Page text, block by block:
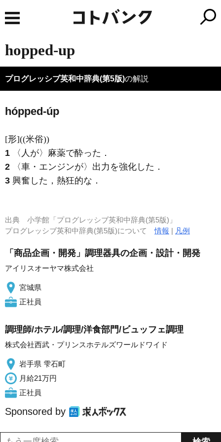
hopped-up
プログレッシブ英和中辞典(第5版)の解説
hópped-úp
[形]((米俗))
1 〈人が〉麻薬で酔った ．
2 〈車・エンジンが〉出力を強化した ．
3 興奮した，熱狂的な ．
出典 小学館「プログレッシブ英和中辞典(第5版)」
プログレッシブ英和中辞典(第5版)について情報 | 凡例
「商品企画・開発」調理器具の企画・設計・開発
アイリスオーヤマ株式会社
宮城県
正社員
調理師/ホテル/調理/洋食部門/ビュッフェ調理
株式会社西武・プリンスホテルズワールドワイド
岩手県 雫石町
月給21万円
正社員
Sponsored by